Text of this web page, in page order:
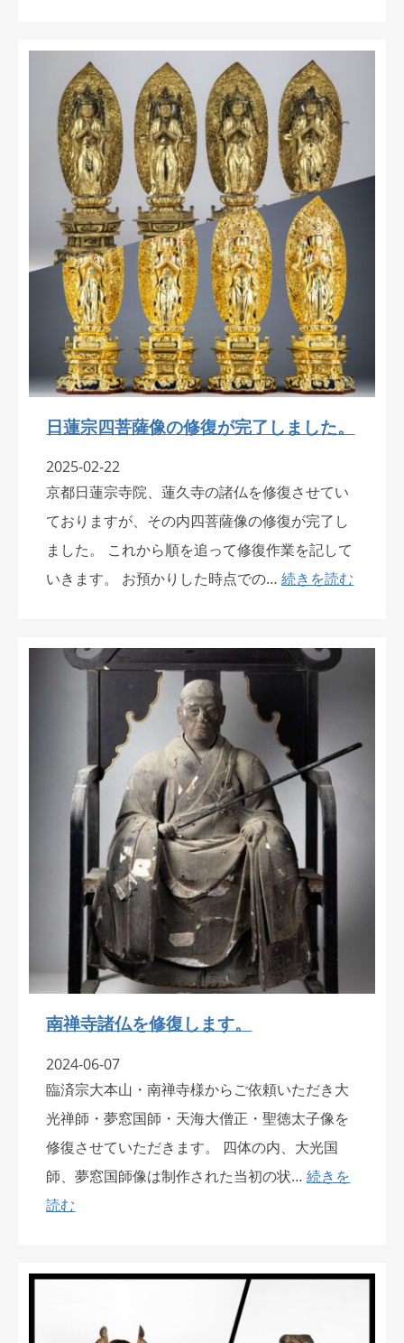
日蓮宗四菩薩像の修復が完了しました。
2025-02-22
京都日蓮宗寺院、蓮久寺の諸仏を修復させてい
ておりますが、その内四菩薩像の修復が完了し
ました。 これから順を追って修復作業を記して
いきます。 お預かりした時点での…続きを読む
南禅寺諸仏を修復します。
2024-06-07
臨済宗大本山・南禅寺様からご依頼いただき大
光禅師・夢窓国師・天海大僧正・聖徳太子像を
修復させていただきます。 四体の内、大光国
師、夢窓国師像は制作された当初の状…続きを
読む